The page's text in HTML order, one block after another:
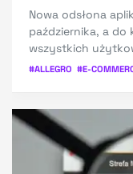
Nowa odsłona
października, a do
wszystkich
#ALLEGRO #E-